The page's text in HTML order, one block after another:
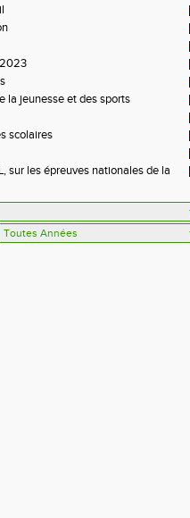
la jeunesse et des sports
scolaires
sur les épreuves nationales de la